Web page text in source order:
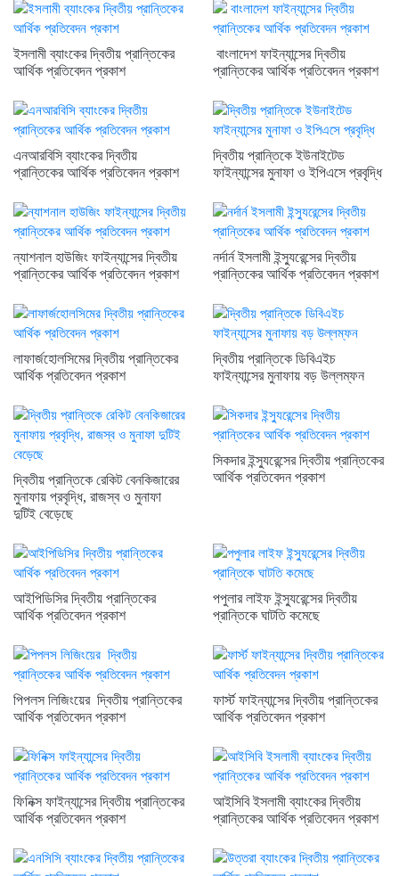
ইসলামী ব্যাংকের দ্বিতীয় প্রান্তিকের
আর্থিক প্রতিবেদন প্রকাশ
বাংলাদেশ ফাইন্যান্সের দ্বিতীয়
প্রান্তিকের আর্থিক প্রতিবেদন প্রকাশ
এনআরবিসি ব্যাংকের দ্বিতীয়
প্রান্তিকের আর্থিক প্রতিবেদন প্রকাশ
দ্বিতীয় প্রান্তিকে ইউনাইটেড
ফাইন্যান্সের মুনাফা ও ইপিএসে প্রবৃদ্ধি
ন্যাশনাল হাউজিং ফাইন্যান্সের দ্বিতীয়
প্রান্তিকের আর্থিক প্রতিবেদন প্রকাশ
নর্দার্ন ইসলামী ইন্স্যুরেন্সের দ্বিতীয়
প্রান্তিকের আর্থিক প্রতিবেদন প্রকাশ
লাফার্জহোলসিমের দ্বিতীয় প্রান্তিকের
আর্থিক প্রতিবেদন প্রকাশ
দ্বিতীয় প্রান্তিকে ডিবিএইচ
ফাইন্যান্সের মুনাফায় বড় উল্লম্ফন
দ্বিতীয় প্রান্তিকে রেকিট বেনকিজারের
মুনাফায় প্রবৃদ্ধি, রাজস্ব ও মুনাফা
দুটিই বেড়েছে
সিকদার ইন্স্যুরেন্সের দ্বিতীয় প্রান্তিকের
আর্থিক প্রতিবেদন প্রকাশ
আইপিডিসির দ্বিতীয় প্রান্তিকের
আর্থিক প্রতিবেদন প্রকাশ
পপুলার লাইফ ইন্স্যুরেন্সের দ্বিতীয়
প্রান্তিকে ঘাটতি কমেছে
পিপলস লিজিংয়ের দ্বিতীয় প্রান্তিকের
আর্থিক প্রতিবেদন প্রকাশ
ফার্স্ট ফাইন্যান্সের দ্বিতীয় প্রান্তিকের
আর্থিক প্রতিবেদন প্রকাশ
ফিনিক্স ফাইন্যান্সের দ্বিতীয় প্রান্তিকের
আর্থিক প্রতিবেদন প্রকাশ
আইসিবি ইসলামী ব্যাংকের দ্বিতীয়
প্রান্তিকের আর্থিক প্রতিবেদন প্রকাশ